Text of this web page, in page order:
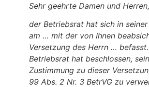
Sehr geehrte Damen und Herren,
der Betriebsrat hat sich in
am … mit der von Ihnen
Versetzung des Herrn …
Betriebsrat hat beschlossen,
Zustimmung zu dieser
99 Abs. 2 Nr. 3 BetrVG zu